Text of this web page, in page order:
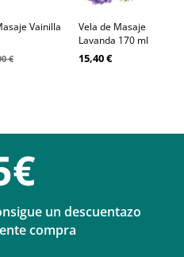
Vainilla
€
Vela de Masaje
Lavanda 170 ml
15,40 €
un descuentazo
compra